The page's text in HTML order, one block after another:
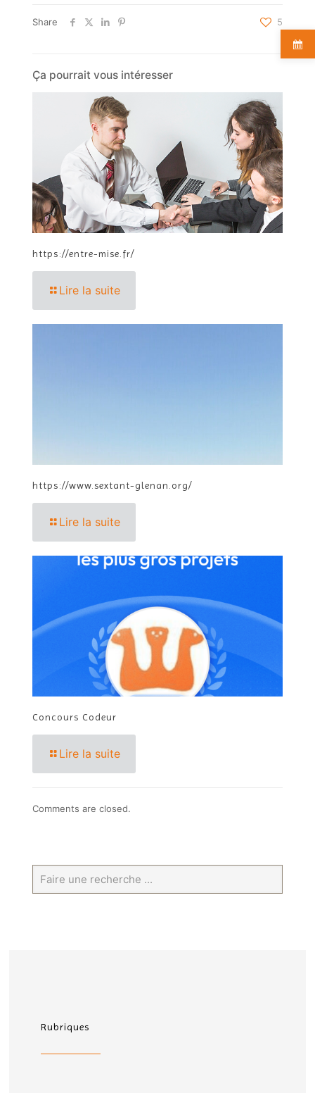
Share 5
Ça pourrait vous intéresser
https://entre-mise.fr/
Lire la suite
https://www.sextant-glenan.org/
Lire la suite
Concours Codeur
Lire la suite
Comments are closed.
Rubriques